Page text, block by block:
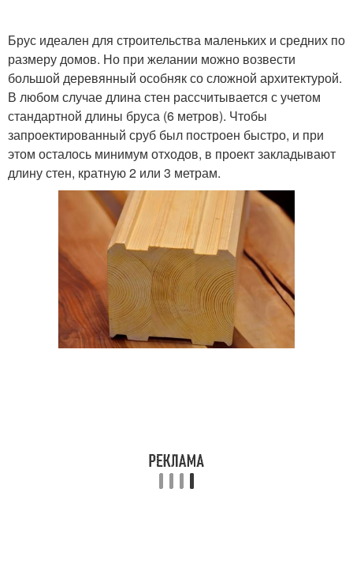
Брус идеален для строительства маленьких и средних по
размеру домов. Но при желании можно возвести
большой деревянный особняк со сложной архитектурой.
В любом случае длина стен рассчитывается с учетом
стандартной длины бруса (6 метров). Чтобы
запроектированный сруб был построен быстро, и при
этом осталось минимум отходов, в проект закладывают
длину стен, кратную 2 или 3 метрам.